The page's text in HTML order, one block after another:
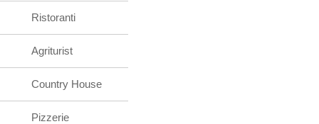
Ristoranti
Agriturist
Country House
Pizzerie